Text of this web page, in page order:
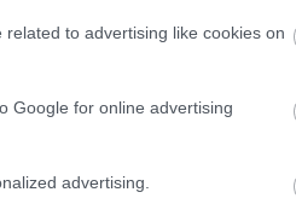
to advertising like cookies on
Google for online advertising
advertising.
budúci rok vám kvety